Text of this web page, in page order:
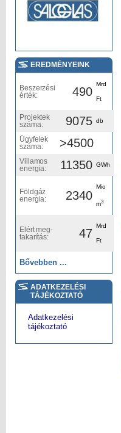
EREDMÉNYEINK
Beszerzési
érték:
490
Mrd
Ft
Projektek
száma:
9075 db
Ügyfelek
száma:
>4500
Villamos
energia:
11350 GWh
Földgáz
energia:
2340
Mio
m3
Elért meg-
takarítás:
47
Mrd
Ft
Bővebben ...
ADATKEZELÉSI
TÁJÉKOZTATÓ
Adatkezelési
tájékoztató